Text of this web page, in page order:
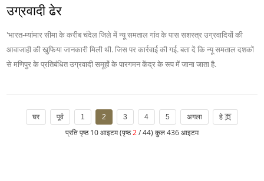
उग्रवादी ढेर
'भारत-म्यांमार सीमा के करीब चंदेल जिले में न्यू समताल गांव के पास सशस्त्र उग्रवादियों की
आवाजाही की खुफिया जानकारी मिली थी. जिस पर कार्रवाई की गई. बता दें कि न्यू समताल दशकों
से मणिपुर के प्रतिबंधित उग्रवादी समूहों के पारगमन केंद्र के रूप में जाना जाता है.
घर पूर्व 1 2 3 4 5 अगला हे 页
प्रति पृष्ठ 10 आइटम (पृष्ठ2/ 44) कुल 436 आइटम